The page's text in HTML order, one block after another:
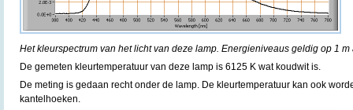
Het kleurspectrum van het licht van deze lamp. Energieniveaus geldig op 1 m
De gemeten kleurtemperatuur van deze lamp is 6125 K wat koudwit is.
De meting is gedaan recht onder de lamp. De kleurtemperatuur kan ook
kantelhoeken.